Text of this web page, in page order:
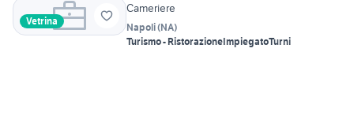
Vetrina
Cameriere
Napoli(NA)
Turismo - RistorazioneImpiegatoTurni